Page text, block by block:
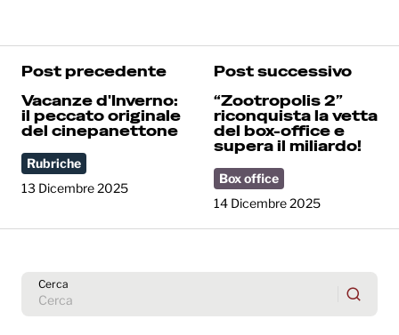
Post precedente
Vacanze d'Inverno:
il peccato originale
del cinepanettone
Rubriche
13 Dicembre 2025
Post successivo
“Zootropolis 2”
riconquista la vetta
del box-office e
supera il miliardo!
Box office
14 Dicembre 2025
Cerca